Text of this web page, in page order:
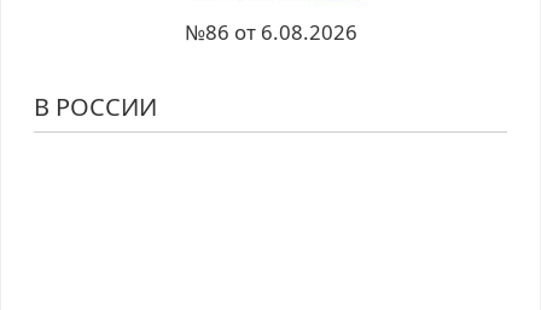
№86 от 6.08.2026
В РОССИИ